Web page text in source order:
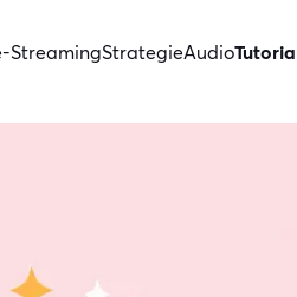
StreamingStrategieAudio